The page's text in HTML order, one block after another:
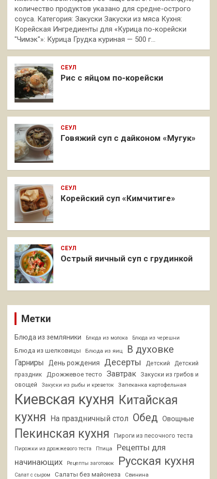
количество продуктов указано для средне-острого
соуса. Категория: Закуски Закуски из мяса Кухня:
Корейская Ингредиенты для «Курица по-корейски
"Чимэк"»: Курица Грудка куриная — 500 г…
СЕУЛ
Рис с яйцом по-корейски
СЕУЛ
Говяжий суп с дайконом «Мугук»
СЕУЛ
Корейский суп «Кимчитиге»
СЕУЛ
Острый яичный суп с грудинкой
Метки
Блюда из земляники Блюда из молока Блюда из черешни
Блюда из шелковицы Блюда из яиц В духовке
Гарниры День рождения Десерты Детский
Детский
праздник
Дрожжевое тесто Завтрак
Закуски из грибов и
овощей
Закуски из рыбы и креветок Запеканка картофельная
Киевская кухня Китайская
кухня
На праздничный стол Обед Овощные
Пекинская кухня Пироги из песочного теста
Пирожки из дрожжевого теста Птица
Рецепты для
начинающих
Рецепты заготовок Русская кухня
Салат с сыром Салаты без майонеза Свинина